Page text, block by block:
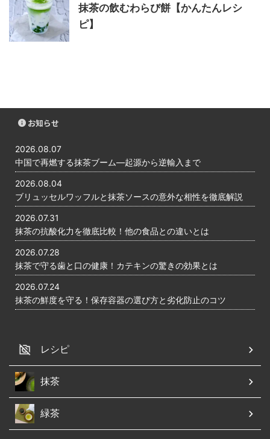
抹茶の飲むわらび餅【かんたんレシ
ピ】
お知らせ
2026.08.07
中国で再燃する抹茶ブーム―起源から逆輸入まで
2026.08.04
ブリュッセルワッフルと抹茶ソースの意外な相性を徹底解説
2026.07.31
抹茶の抗酸化力を徹底比較！他の食品との違いとは
2026.07.28
抹茶で守る歯と口の健康！カテキンの驚きの効果とは
2026.07.24
抹茶の鮮度を守る！保存容器の選び方と劣化防止のコツ
レシピ
抹茶
緑茶